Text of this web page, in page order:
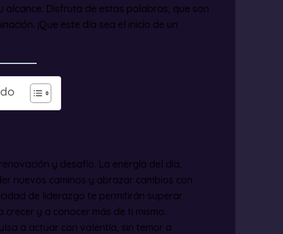
alcance. Disfruta de estas palabras, que son
¡Que este día sea el inicio de un
y desafío. La energía del día,
nuevos caminos y abrazar cambios con
de liderazgo te permitirán superar
y a conocer más de ti mismo.
a actuar con valentía, sin temor a